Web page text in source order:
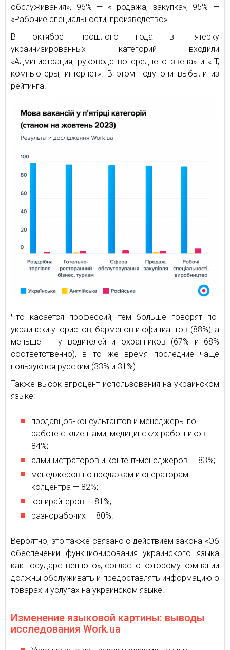
обслуживания», 96% — «Продажа, закупка», 95% —
«Рабочие специальности, производство».
В октябре прошлого года в пятерку
украинизированных категорий входили
«Администрация, руководство среднего звена» и «IT,
компьютеры, интернет». В этом году они выбыли из
рейтинга.
Что касается профессий, тем больше говорят по-
украински у юристов, барменов и официантов (88%), а
меньше — у водителей и охранников (67% и 68%
соответственно), в то же время последние чаще
пользуются русским (33% и 31%).
Также высок впроцент использования на украинском
языке:
продавцов-консультантов и менеджеры по
работе с клиентами, медицинских работников —
84%;
администраторов и контент-менеджеров — 83%;
менеджеров по продажам и операторам
колцентра — 82%;
копирайтеров — 81%;
разнорабочих — 80%.
Вероятно, это также связано с действием закона «Об
обеспечении функционирования украинского языка
как государственного», согласно которому компании
должны обслуживать и предоставлять информацию о
товарах и услугах на украинском языке.
Изменение языковой картины: выводы
исследования Work.ua